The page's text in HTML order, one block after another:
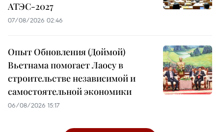
АТЭС-2027
07/08/2026 02:46
Опыт Обновления (Доймой)
Вьетнама помогает Лаосу в
строительстве независимой и
самостоятельной экономики
06/08/2026 15:17